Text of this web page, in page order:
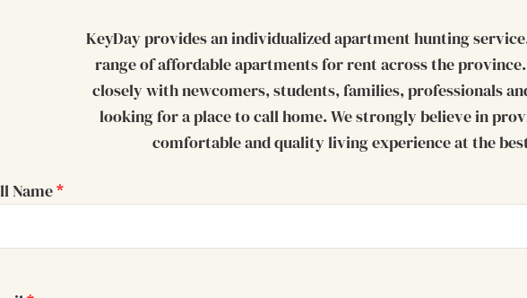
KeyDay provides an individualized apartment hunting
range of affordable apartments for rent across the
closely with newcomers, students, families, professionals
looking for a place to call home. We strongly believe in
comfortable and quality living experience at the
Name*